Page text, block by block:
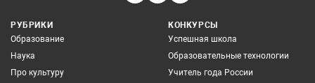
РУБРИКИ
Образование
Наука
Про культуру
КОНКУРСЫ
Успешная школа
Образовательные технологии
Учитель года России